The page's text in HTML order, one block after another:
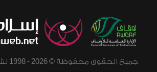
جميع الحقوق محفوظة © 2026 - 1998 لشبكة إسلام ويب